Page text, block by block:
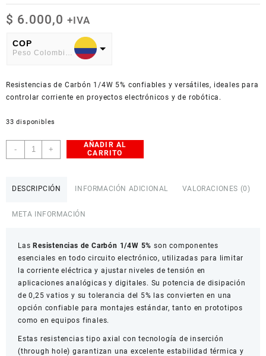
$ 6.000,0 +IVA
COP
American Dollar
Resistencias de Carbón 1/4W 5% confiables y versátiles, ideales para
controlar corriente en proyectos electrónicos y de robótica.
33 disponibles
-
Resistencias
de
+
AÑADIR AL
CARRITO
DESCRIPCIÓN INFORMACIÓN ADICIONAL VALORACIONES (0)
META INFORMACIÓN
LasResistencias de Carbón 1/4W 5% son componentes
esenciales en todo circuito electrónico, utilizadas para limitar
la corriente eléctrica y ajustar niveles de tensión en
aplicaciones analógicas y digitales. Su potencia de disipación
de 0,25 vatios y su tolerancia del 5% las convierten en una
opción confiable para montajes estándar, tanto en prototipos
como en equipos finales.
Estas resistencias tipo axial con tecnología de inserción
(through hole) garantizan una excelente estabilidad térmica y